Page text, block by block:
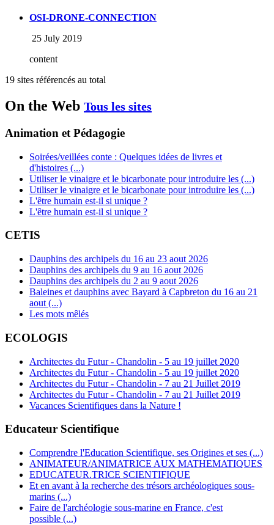
OSI-DRONE-CONNECTION
25 July 2019
content
19 sites référencés au total
On the Web Tous les sites
Animation et Pédagogie
Soirées/veillées conte : Quelques idées de livres et
d'histoires (...)
Utiliser le vinaigre et le bicarbonate pour introduire les (...)
Utiliser le vinaigre et le bicarbonate pour introduire les (...)
L'être humain est-il si unique ?
L'être humain est-il si unique ?
CETIS
Dauphins des archipels du 16 au 23 aout 2026
Dauphins des archipels du 9 au 16 aout 2026
Dauphins des archipels du 2 au 9 aout 2026
Baleines et dauphins avec Bayard à Capbreton du 16 au 21
aout (...)
Les mots mêlés
ECOLOGIS
Architectes du Futur - Chandolin - 5 au 19 juillet 2020
Architectes du Futur - Chandolin - 5 au 19 juillet 2020
Architectes du Futur - Chandolin - 7 au 21 Juillet 2019
Architectes du Futur - Chandolin - 7 au 21 Juillet 2019
Vacances Scientifiques dans la Nature !
Educateur Scientifique
Comprendre l'Education Scientifique, ses Origines et ses (...)
ANIMATEUR/ANIMATRICE AUX MATHEMATIQUES
EDUCATEUR.TRICE SCIENTIFIQUE
Et en avant à la recherche des trésors archéologiques sous-
marins (...)
Faire de l'archéologie sous-marine en France, c'est
possible (...)